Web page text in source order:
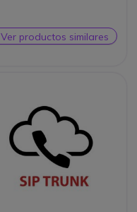
Ver productos similares